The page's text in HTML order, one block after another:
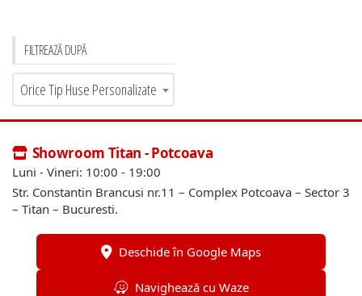
FILTREAZĂ DUPĂ
Orice Tip Huse Personalizate
Showroom Titan - Potcoava
Luni - Vineri: 10:00 - 19:00
Str. Constantin Brancusi nr.11 – Complex Potcoava – Sector 3
– Titan – Bucuresti.
Deschide în Google Maps
Navighează cu Waze